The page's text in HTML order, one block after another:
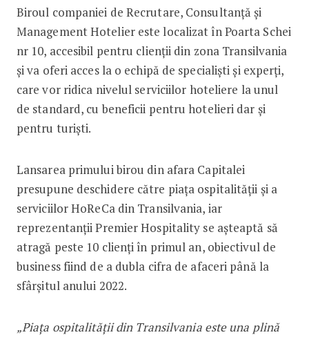
Biroul companiei de Recrutare, Consultanţă şi
Management Hotelier este localizat în Poarta Schei
nr 10, accesibil pentru clienţii din zona Transilvania
şi va oferi acces la o echipă de specialişti şi experţi,
care vor ridica nivelul serviciilor hoteliere la unul
de standard, cu beneficii pentru hotelieri dar şi
pentru turişti.
Lansarea primului birou din afara Capitalei
presupune deschidere către piaţa ospitalităţii şi a
serviciilor HoReCa din Transilvania, iar
reprezentanţii Premier Hospitality se așteaptă să
atragă peste 10 clienţi în primul an, obiectivul de
business fiind de a dubla cifra de afaceri până la
sfârșitul anului 2022.
„Piaţa ospitalităţii din Transilvania este una plină